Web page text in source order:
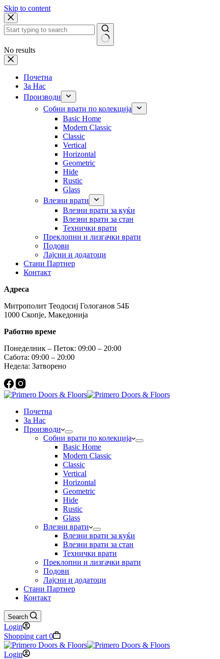
Skip to content
No results
Почетна
За Нас
Производи
Собни врати по колекција
Basic Home
Modern Classic
Classic
Vertical
Horizontal
Geometric
Hide
Rustic
Glass
Влезни врати
Влезни врати за куќи
Влезни врати за стан
Технички врати
Преклопни и лизгачки врати
Подови
Лајсни и додатоци
Стани Партнер
Контакт
Адреса
Митрополит Теодосиј Гологанов 54Б
1000 Скопје, Македонија
Работно време
Понеделник – Петок: 09:00 – 20:00
Сабота: 09:00 – 20:00
Недела: Затворено
Почетна
За Нас
Производи
Собни врати по колекција
Basic Home
Modern Classic
Classic
Vertical
Horizontal
Geometric
Hide
Rustic
Glass
Влезни врати
Влезни врати за куќи
Влезни врати за стан
Технички врати
Преклопни и лизгачки врати
Подови
Лајсни и додатоци
Стани Партнер
Контакт
Search
Login
Shopping cart 0
Login